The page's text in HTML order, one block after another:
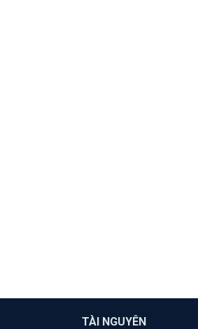
TÀI NGUYÊN